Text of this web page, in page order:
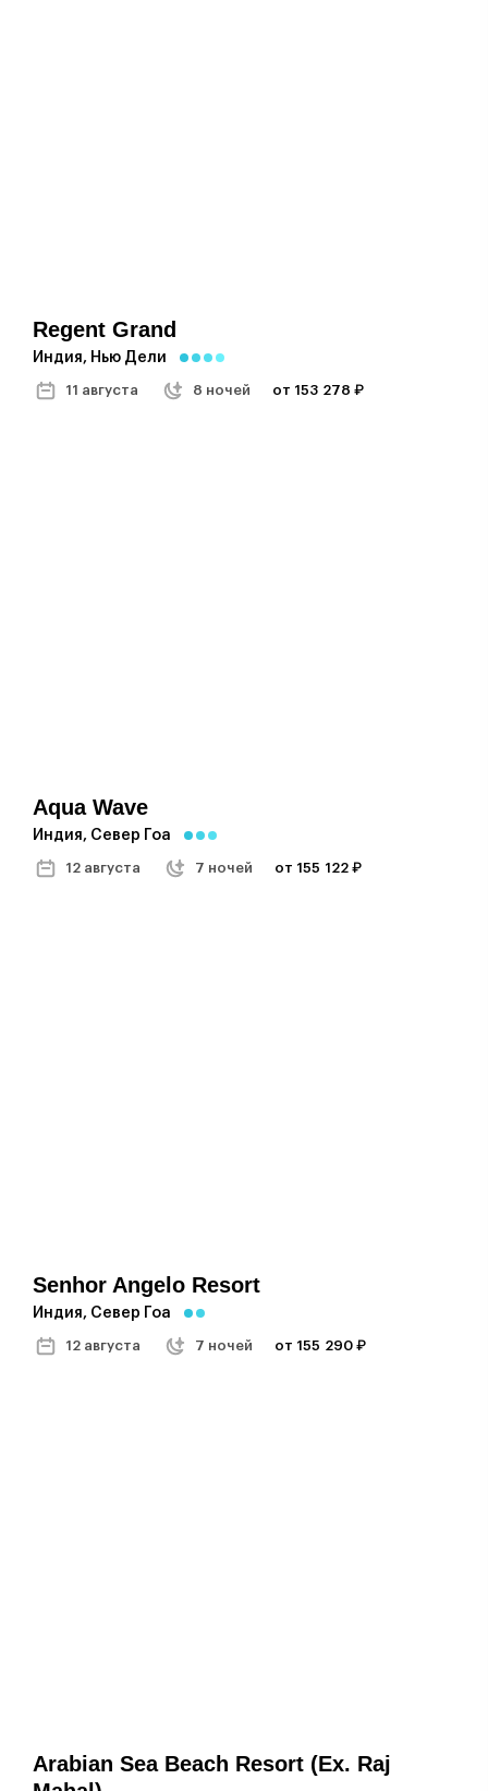
Regent Grand
Индия, Нью Дели
11 августа 8 ночей от 153 278 ₽
Aqua Wave
Индия, Север Гоа
12 августа 7 ночей от 155 122 ₽
Senhor Angelo Resort
Индия, Север Гоа
12 августа 7 ночей от 155 290 ₽
Arabian Sea Beach Resort (ex. Raj